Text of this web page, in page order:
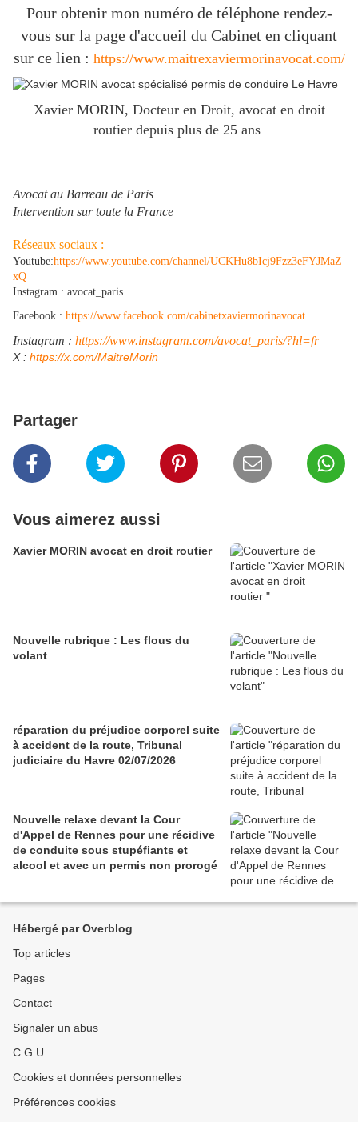
Pour obtenir mon numéro de téléphone rendez-
vous sur la page d'accueil du Cabinet en cliquant
sur ce lien : https://www.maitrexaviermorinavocat.com/
Xavier MORIN, Docteur en Droit, avocat en droit
routier depuis plus de 25 ans
Avocat au Barreau de Paris
Intervention sur toute la France
Réseaux sociaux :
Youtube:https://www.youtube.com/channel/UCKHu8bIcj9Fzz3eFYJMaZ
xQ
Instagram : avocat_paris
Facebook : https://www.facebook.com/cabinetxaviermorinavocat
Instagram : https://www.instagram.com/avocat_paris/?hl=fr
​X : https://x.com/MaitreMorin
Partager
Vous aimerez aussi
Xavier MORIN avocat en droit routier
Nouvelle rubrique : Les flous du
volant
réparation du préjudice corporel suite
à accident de la route, Tribunal
judiciaire du Havre 02/07/2026
Nouvelle relaxe devant la Cour
d'Appel de Rennes pour une récidive
de conduite sous stupéfiants et
alcool et avec un permis non prorogé
Hébergé par Overblog
Top articles
Pages
Contact
Signaler un abus
C.G.U.
Cookies et données personnelles
Préférences cookies